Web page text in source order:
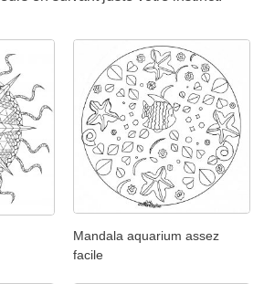
Mandala aquarium assez
facile